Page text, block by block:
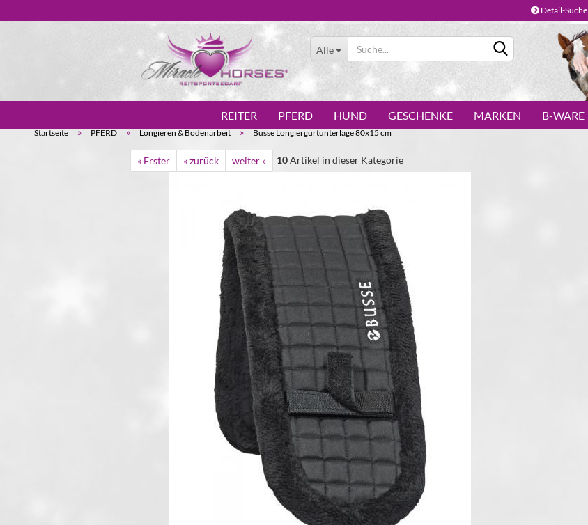
Detail-Suche
Alle
REITER PFERD HUND GESCHENKE MARKEN B-WARE
Startseite » PFERD » Longieren & Bodenarbeit » Busse Longiergurtunterlage 80x15 cm
« Erster « zurück weiter » 10Artikel in dieser Kategorie